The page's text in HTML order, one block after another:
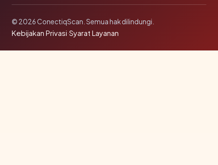
© 2026 ConectiqScan. Semua hak dilindungi.
Kebijakan Privasi·Syarat Layanan